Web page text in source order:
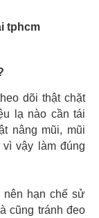
tphcm
dõi thật chặt
lạ nào cần tái
nâng mũi, mũi
vậy làm đúng
nên hạn chế sử
cũng tránh đeo